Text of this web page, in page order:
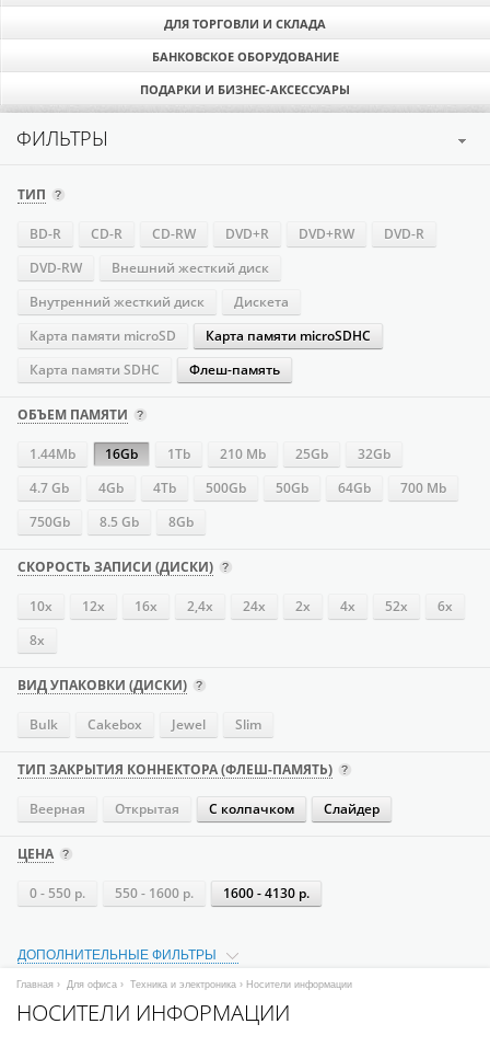
ДЛЯ ТОРГОВЛИ И СКЛАДА
БАНКОВСКОЕ ОБОРУДОВАНИЕ
ПОДАРКИ И БИЗНЕС-АКСЕССУАРЫ
ФИЛЬТРЫ
ТИП
BD-R CD-R CD-RW DVD+R DVD+RW
DVD-R
DVD-RW
Внешний жесткий диск
Внутренний жесткий диск
Дискета
Карта памяти microSD
Карта памяти microSDHC
Карта памяти SDHC
Флеш-память
ОБЪЕМ ПАМЯТИ
1.44Mb 16Gb 1Tb 210 Mb 25Gb
32Gb
4.7 Gb
4Gb 4Tb 500Gb 50Gb 64Gb
700 Mb
750Gb
8.5 Gb 8Gb
СКОРОСТЬ ЗАПИСИ (ДИСКИ)
10x 12x 16х 2,4x 24х 2x 4х 52х
6x
8x
ВИД УПАКОВКИ (ДИСКИ)
Bulk Cakebox Jewel Slim
ТИП ЗАКРЫТИЯ КОННЕКТОРА (ФЛЕШ-ПАМЯТЬ)
Веерная Открытая С колпачком Слайдер
ЦЕНА
0 - 550 р. 550 - 1600 р. 1600 - 4130 р.
ДОПОЛНИТЕЛЬНЫЕ ФИЛЬТРЫ
Главная › Для офиса › Техника и электроника › Носители информации
НОСИТЕЛИ ИНФОРМАЦИИ